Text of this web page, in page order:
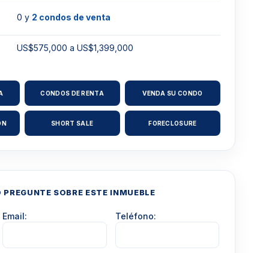
0 y 2 condos de venta
US$575,000 a US$1,399,000
CONDOS DE RENTA VENDA SU CONDO
SHORT SALE FORECLOSURE
SOBRE ESTE INMUEBLE
Email: Teléfono: